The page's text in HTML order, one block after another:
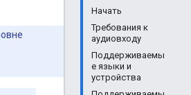
Начать
Требования к
аудиовходу
Поддерживаемы
е языки и
устройства